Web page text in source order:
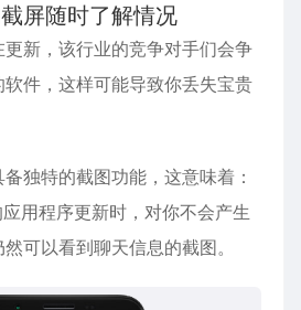
屏随时了解情况
新，该行业的竞争对手们会争
件，这样可能导致你丢失宝贵
独特的截图功能，这意味着：
用程序更新时，对你不会产生
可以看到聊天信息的截图。